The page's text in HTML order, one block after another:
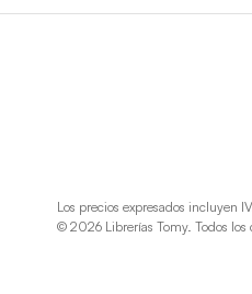
Los precios expresados incluyen
© 2026 Librerías Tomy. Todos los